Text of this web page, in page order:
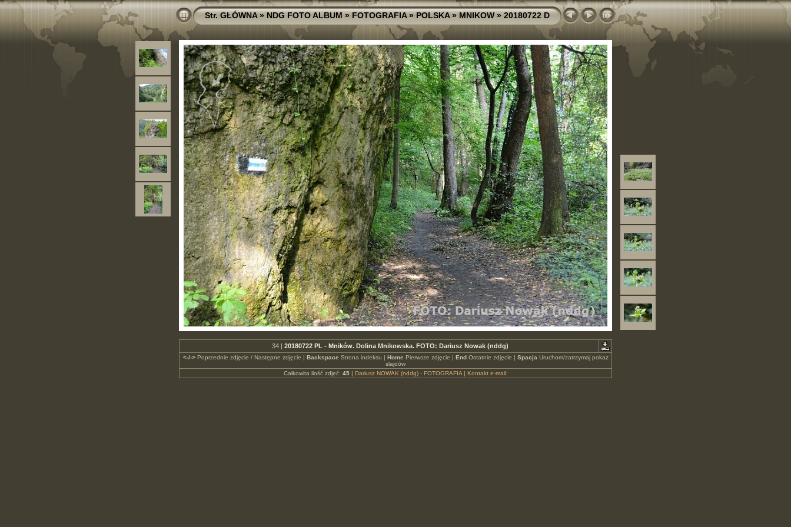
Str. GŁÓWNA»NDG FOTO ALBUM»FOTOGRAFIA»POLSKA»MNIKOW»20180722 D
34 | 20180722 PL - Mników. Dolina Mnikowska. FOTO: Dariusz Nowak (nddg)
<-/->Poprzednie zdjęcie / Następne zdjęcie | Backspace Strona indeksu | Home Pierwsze zdjęcie | EndOstatnie zdjęcie | Spacja Uruchom/zatrzymaj pokaz
slajdów
Całkowita ilość zdjęć: 45| Dariusz NOWAK (nddg) - FOTOGRAFIA| Kontakt e-mail: